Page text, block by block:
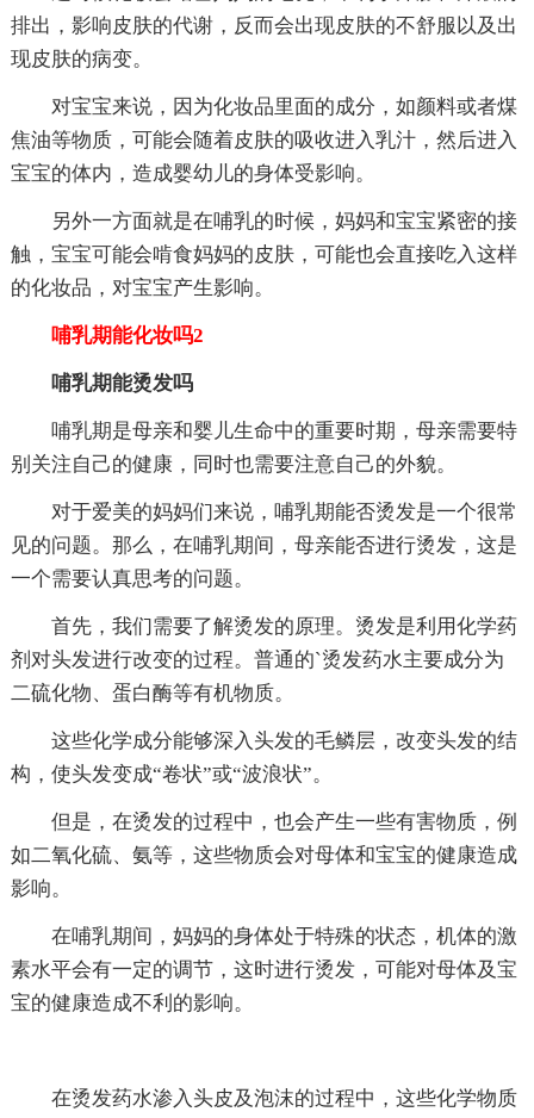
排出，影响皮肤的代谢，反而会出现皮肤的不舒服以及出
现皮肤的病变。
对宝宝来说，因为化妆品里面的成分，如颜料或者煤
焦油等物质，可能会随着皮肤的吸收进入乳汁，然后进入
宝宝的体内，造成婴幼儿的身体受影响。
另外一方面就是在哺乳的时候，妈妈和宝宝紧密的接
触，宝宝可能会啃食妈妈的皮肤，可能也会直接吃入这样
的化妆品，对宝宝产生影响。
哺乳期能化妆吗2
哺乳期能烫发吗
哺乳期是母亲和婴儿生命中的重要时期，母亲需要特
别关注自己的健康，同时也需要注意自己的外貌。
对于爱美的妈妈们来说，哺乳期能否烫发是一个很常
见的问题。那么，在哺乳期间，母亲能否进行烫发，这是
一个需要认真思考的问题。
首先，我们需要了解烫发的原理。烫发是利用化学药
剂对头发进行改变的过程。普通的`烫发药水主要成分为
二硫化物、蛋白酶等有机物质。
这些化学成分能够深入头发的毛鳞层，改变头发的结
构，使头发变成“卷状”或“波浪状”。
但是，在烫发的过程中，也会产生一些有害物质，例
如二氧化硫、氨等，这些物质会对母体和宝宝的健康造成
影响。
在哺乳期间，妈妈的身体处于特殊的状态，机体的激
素水平会有一定的调节，这时进行烫发，可能对母体及宝
宝的健康造成不利的影响。
在烫发药水渗入头皮及泡沫的过程中，这些化学物质